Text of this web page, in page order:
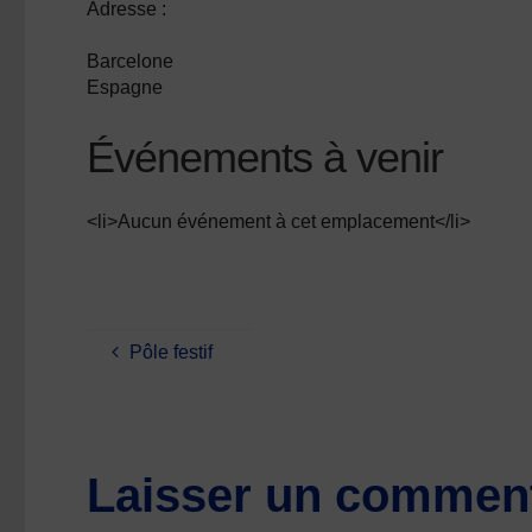
Adresse :
Barcelone
Espagne
Événements à venir
<li>Aucun événement à cet emplacement</li>
Pôle festif
Laisser un